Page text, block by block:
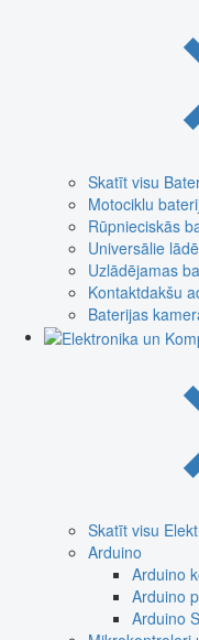
Skatīt visu
Motociklu
Rūpnieciskās
Universālie
Uzlādējamas
Kontaktdakšu
Baterijas
Skatīt visu
Arduino
Arduino
Arduino
Arduino